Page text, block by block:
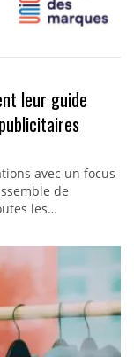
leur guide
avec un focus
de
les…